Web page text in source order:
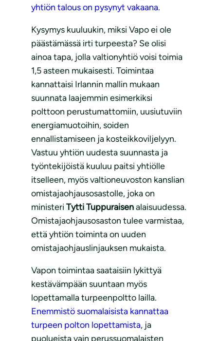
yhtiön talous on pysynyt vakaana.
Kysymys kuuluukin, miksi Vapo ei ole
päästämässä irti turpeesta? Se olisi
ainoa tapa, jolla valtionyhtiö voisi toimia
1,5 asteen mukaisesti. Toimintaa
kannattaisi Irlannin mallin mukaan
suunnata laajemmin esimerkiksi
polttoon perustumattomiin, uusiutuviin
energiamuotoihin, soiden
ennallistamiseen ja kosteikkoviljelyyn.
Vastuu yhtiön uudesta suunnasta ja
työntekijöistä kuuluu paitsi yhtiölle
itselleen, myös valtioneuvoston kanslian
omistajaohjausosastolle, joka on
ministeri Tytti Tuppuraisenalaisuudessa.
Omistajaohjausosaston tulee varmistaa,
että yhtiön toiminta on uuden
omistajaohjauslinjauksen mukaista.
Vapon toimintaa saataisiin lykittyä
kestävämpään suuntaan myös
lopettamalla turpeenpoltto lailla.
Enemmistö suomalaisista kannattaa
turpeen polton lopettamista, ja
puolueista vain perussuomalaisten